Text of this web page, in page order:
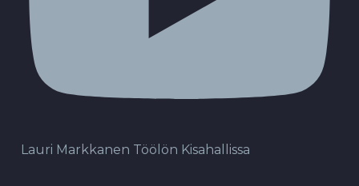
Lauri Markkanen Töölön Kisahallissa